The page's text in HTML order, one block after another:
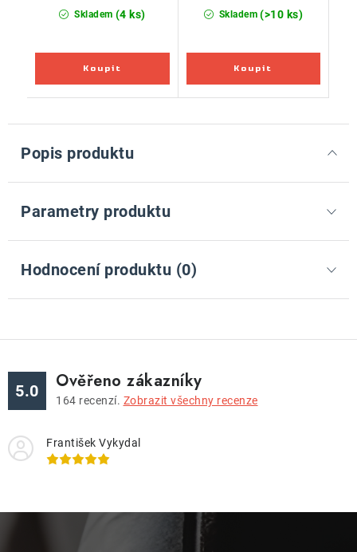
Skladem (4 ks) Skladem (>10 ks)
Popis produktu
Parametry produktu
Hodnocení produktu (0)
5.0 Ověřeno zákazníky
164 recenzí. Zobrazit všechny recenze
František Vykydal